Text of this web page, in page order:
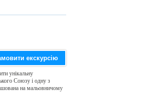
екскурсію
унікальну
Союзу і одну з
на мальовничому